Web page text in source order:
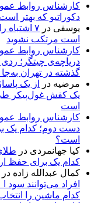
کارشناس روابط
دکوراتیو که بهتر
یوسفی در
۷
است مرتکب نشوید
کارشناس روابط
دریاچه‌ی چیتگر؛
گذشته در تهران
مرضیه در
از یک
یک کفش غول‌پیکر طی
است
کارشناس روابط
دست دوم؛ کدام یک
است؟
کیا جهانمردی در
کدام یک برای حفظ
کمال عبدالله زاده در
کدام ماشین را